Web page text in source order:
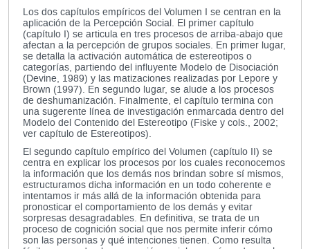
Los dos capítulos empíricos del Volumen I se centran en la
aplicación de la Percepción Social. El primer capítulo
(capítulo I) se articula en tres procesos de arriba-abajo que
afectan a la percepción de grupos sociales. En primer lugar,
se detalla la activación automática de estereotipos o
categorías, partiendo del influyente Modelo de Disociación
(Devine, 1989) y las matizaciones realizadas por Lepore y
Brown (1997). En segundo lugar, se alude a los procesos
de deshumanización. Finalmente, el capítulo termina con
una sugerente línea de investigación enmarcada dentro del
Modelo del Contenido del Estereotipo (Fiske y cols., 2002;
ver capítulo de Estereotipos).
El segundo capítulo empírico del Volumen (capítulo II) se
centra en explicar los procesos por los cuales reconocemos
la información que los demás nos brindan sobre sí mismos,
estructuramos dicha información en un todo coherente e
intentamos ir más allá de la información obtenida para
pronosticar el comportamiento de los demás y evitar
sorpresas desagradables. En definitiva, se trata de un
proceso de cognición social que nos permite inferir cómo
son las personas y qué intenciones tienen. Como resulta